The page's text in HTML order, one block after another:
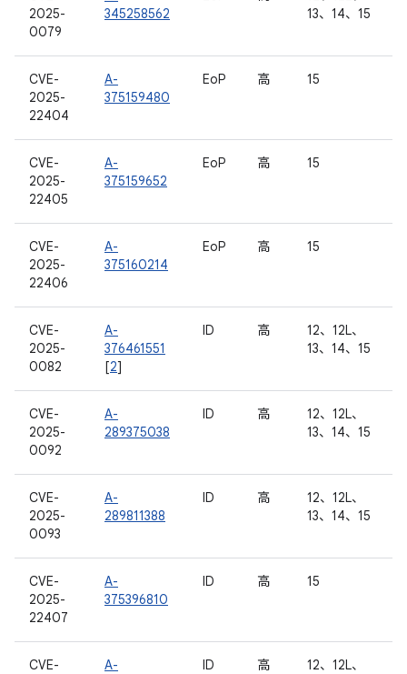
2025-
0079
345258562
13、14、15
CVE-
2025-
22404
A-
375159480
EoP 高 15
CVE-
2025-
22405
A-
375159652
EoP 高 15
CVE-
2025-
22406
A-
375160214
EoP 高 15
CVE-
2025-
0082
A-
376461551
[2]
ID 高
12、12L、
13、14、15
CVE-
2025-
0092
A-
289375038
ID 高
12、12L、
13、14、15
CVE-
2025-
0093
A-
289811388
ID 高
12、12L、
13、14、15
CVE-
2025-
22407
A-
375396810
ID 高 15
CVE-
A-
ID 高
12、12L、